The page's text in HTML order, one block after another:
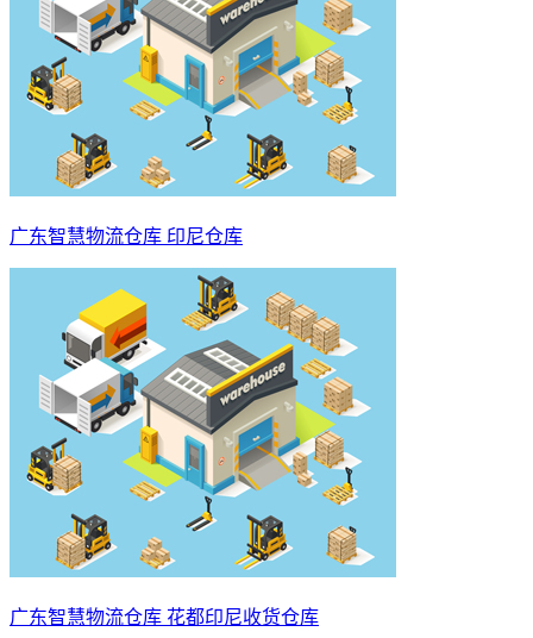
广东智慧物流仓库 印尼仓库
广东智慧物流仓库 花都印尼收货仓库